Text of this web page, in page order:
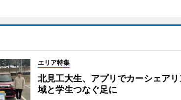
エリア特集
北見工大生、アプリでカーシェア
域と学生つなぐ足に